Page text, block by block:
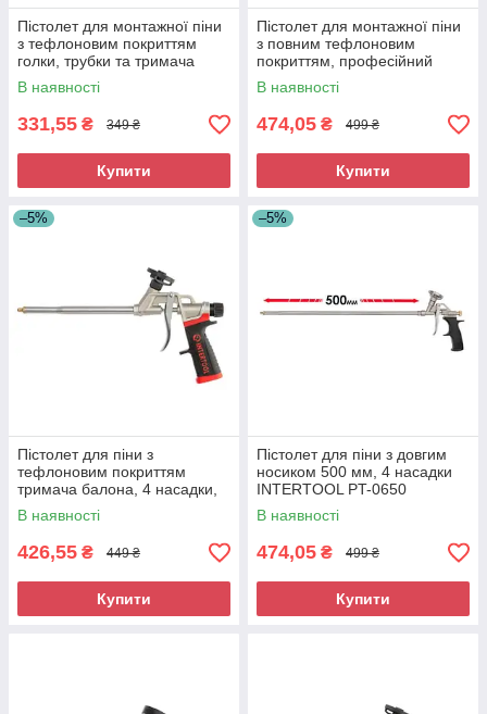
Пістолет для монтажної піни
з тефлоновим покриттям
голки, трубки та тримача
балона, 4 насадки
INTERTOOL
В наявності
331,55 ₴ 349 ₴
Купити
Пістолет для монтажної піни
з повним тефлоновим
покриттям, професійний
INTERTOOL PT-0606
В наявності
474,05 ₴ 499 ₴
Купити
–5%
Пістолет для піни з
тефлоновим покриттям
тримача балона, 4 насадки,
професійний INTERTOOL PT-
0609
В наявності
426,55 ₴ 449 ₴
Купити
–5%
Пістолет для піни з довгим
носиком 500 мм, 4 насадки
INTERTOOL PT-0650
В наявності
474,05 ₴ 499 ₴
Купити